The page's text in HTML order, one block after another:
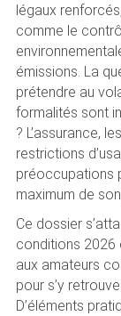
légaux
comme le
émissions. La
prétendre au
formalités sont
? L’assurance,
restrictions
préoccupations
maximum de
Ce dossier
conditions 2026
aux amateurs
pour s’y
D’éléments